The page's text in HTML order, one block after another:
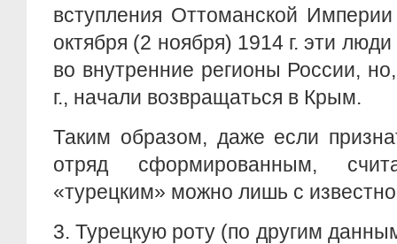
вступления Оттоманской
октября (2 ноября) 1914 г. эти
во внутренние регионы России,
г., начали возвращаться в Крым.
Таким образом, даже если
отряд сформированным,
«турецким» можно лишь с
3. Турецкую роту (по другим